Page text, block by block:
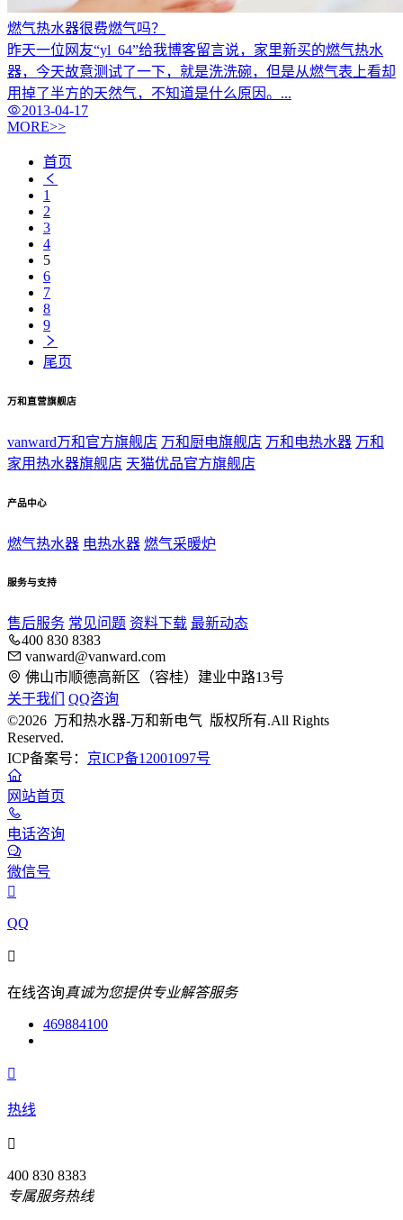
燃气热水器很费燃气吗？
昨天一位网友“yl_64”给我博客留言说，家里新买的燃气热水
器，今天故意测试了一下，就是洗洗碗，但是从燃气表上看却
用掉了半方的天然气，不知道是什么原因。...
2013-04-17
MORE>>
首页
1
2
3
4
5
6
7
8
9
尾页
万和直营旗舰店
vanward万和官方旗舰店 万和厨电旗舰店 万和电热水器 万和
家用热水器旗舰店 天猫优品官方旗舰店
产品中心
燃气热水器 电热水器 燃气采暖炉
服务与支持
售后服务 常见问题 资料下载 最新动态
400 830 8383
vanward@vanward.com
佛山市顺德高新区（容桂）建业中路13号
关于我们
QQ咨询
©2026 万和热水器-万和新电气 版权所有.All Rights
Reserved.
ICP备案号： 京ICP备12001097号
网站首页
电话咨询
微信号

QQ

在线咨询真诚为您提供专业解答服务
469884100

热线

400 830 8383
专属服务热线